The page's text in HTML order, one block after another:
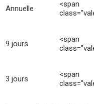
Annuelle
<span
9 jours
<span
3 jours
<span